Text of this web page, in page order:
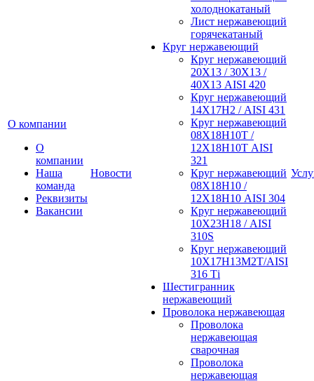
О компании
О
компании
Наша
команда
Реквизиты
Вакансии
Новости
холоднокатаный
Лист нержавеющий
горячекатаный
Круг нержавеющий
Круг нержавеющий
20Х13 / 30Х13 /
40Х13 AISI 420
Круг нержавеющий
14Х17Н2 / AISI 431
Круг нержавеющий
08Х18Н10Т /
12Х18Н10Т AISI
321
Круг нержавеющий
08Х18Н10 /
12Х18Н10 AISI 304
Круг нержавеющий
10Х23Н18 / AISI
310S
Круг нержавеющий
10Х17Н13М2Т/AISI
316 Тi
Шестигранник
нержавеющий
Проволока нержавеющая
Проволока
нержавеющая
сварочная
Проволока
нержавеющая